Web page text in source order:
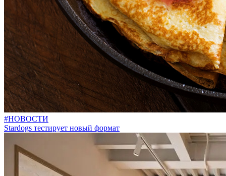
#НОВОСТИ
Stardogs тестирует новый формат